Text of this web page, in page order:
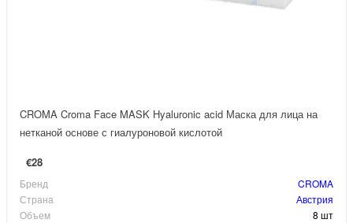
CROMA Croma Face MASK Hyaluronic acid Маска для лица на
нетканой основе с гиалуроновой кислотой
€28
Бренд
CROMA
Страна
Австрия
Объем
8 шт